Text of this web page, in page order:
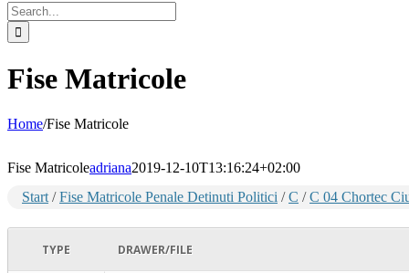
Search
for:
Fise Matricole
Home/Fise Matricole
Fise Matricoleadriana2019-12-10T13:16:24+02:00
Start /Fise Matricole Penale Detinuti Politici /C /C 04 Chortec
TYPE DRAWER/FILE